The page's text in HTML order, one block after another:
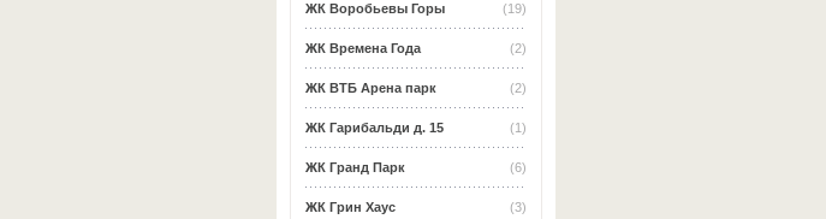
(19)
ЖК Воробьевы Горы
(2)
ЖК Времена Года
(2)
ЖК ВТБ Арена парк
(1)
ЖК Гарибальди д. 15
(6)
ЖК Гранд Парк
(3)
ЖК Грин Хаус